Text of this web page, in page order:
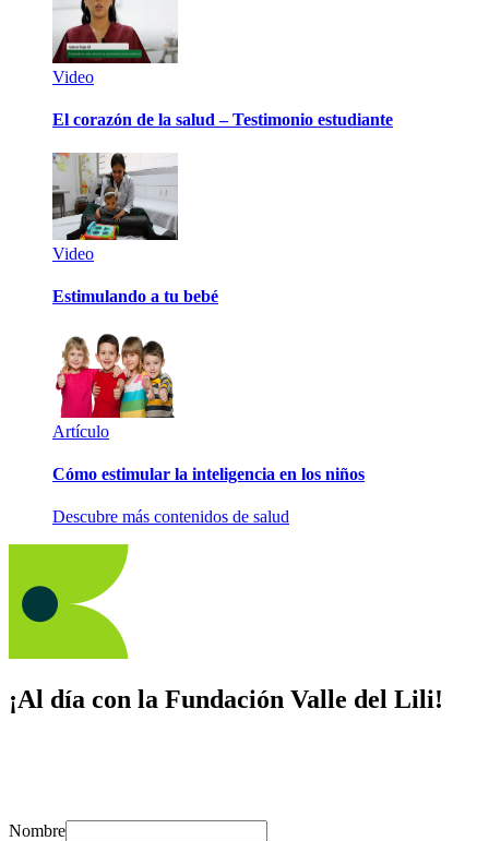
Video
El corazón de la salud – Testimonio estudiante
Video
Estimulando a tu bebé
Artículo
Cómo estimular la inteligencia en los niños
Descubre más contenidos de salud
¡Al día con la Fundación Valle del Lili!
Nombre